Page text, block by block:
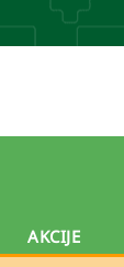
AKCIJE